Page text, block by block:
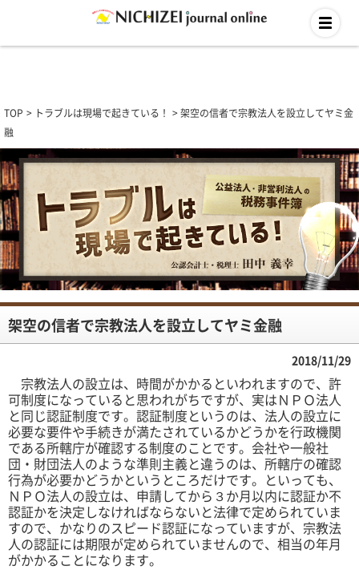
TOP トラブルは現場で起きている！
架空の信者で宗教法人を設立してヤミ金
融
架空の信者で宗教法人を設立してヤミ金融
2018/11/29
宗教法人の設立は、時間がかかるといわれますので、許
可制度になっていると思われがちですが、実はＮＰＯ法人
と同じ認証制度です。認証制度というのは、法人の設立に
必要な要件や手続きが満たされているかどうかを行政機関
である所轄庁が確認する制度のことです。会社や一般社
団・財団法人のような準則主義と違うのは、所轄庁の確認
行為が必要かどうかというところだけです。といっても、
ＮＰＯ法人の設立は、申請してから３か月以内に認証か不
認証かを決定しなければならないと法律で定められていま
すので、かなりのスピード認証になっていますが、宗教法
人の認証には期限が定められていませんので、相当の年月
がかかることになります。